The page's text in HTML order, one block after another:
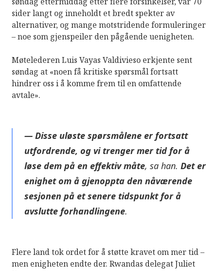
sider langt og inneholdt et bredt spekter av
alternativer, og mange motstridende formuleringer
– noe som gjenspeiler den pågående uenigheten.
Møtelederen Luis Vayas Valdivieso erkjente sent
søndag at «noen få kritiske spørsmål fortsatt
hindrer oss i å komme frem til en omfattende
avtale».
— Disse uløste spørsmålene er fortsatt
utfordrende, og vi trenger mer tid for å
løse dem på en effektiv måte, sa han. Det er
enighet om å gjenoppta den nåværende
sesjonen på et senere tidspunkt for å
avslutte forhandlingene.
Flere land tok ordet for å støtte kravet om mer tid –
men enigheten endte der. Rwandas delegat Juliet